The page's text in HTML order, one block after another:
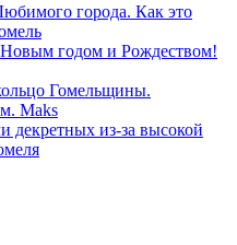
города. Как это
годом и Рождеством!
Гомельщины.
Maks
из-за высокой